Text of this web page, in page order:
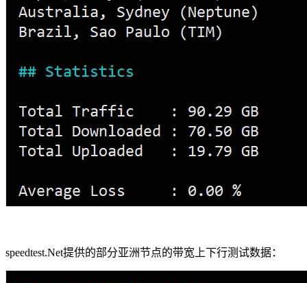
speedtest.Net提供的部分亚洲节点的带宽上下行测试数据：